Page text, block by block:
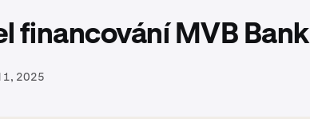
financování MVB Bank
1, 2025